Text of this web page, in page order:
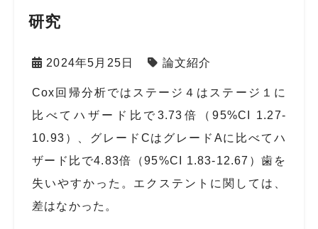
研究
2024年5月25日 論文紹介
Cox 回帰分析ではステージ４はステージ１に
比べてハザード比で 3.73 倍（95%CI 1.27-
10.93 ）、グレード Cはグレード Aに比べてハ
ザード比で4.83倍（95%CI 1.83-12.67 ）歯を
失いやすかった。エクステントに関しては、
差はなかった。